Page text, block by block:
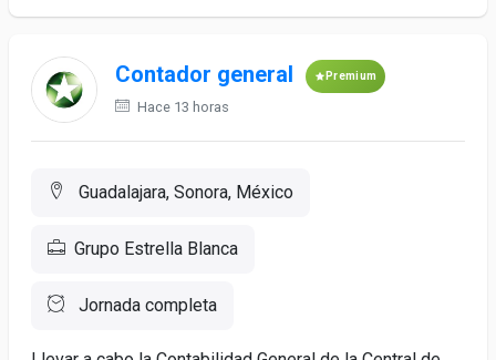
Contador general Premium
Hace 13 horas
Guadalajara, Sonora, México
Grupo Estrella Blanca
Jornada completa